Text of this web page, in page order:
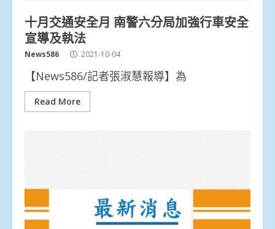
十月交通安全月 南警六分局加強行車安全
宣導及執法
News586 2021-10-04
【News586/記者張淑慧報導】為
Read More